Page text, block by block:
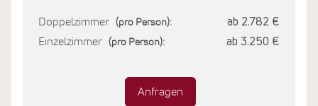
Doppelzimmer (pro Person):
ab 2.782 €
Einzelzimmer
(pro Person): ab 3.250 €
Anfragen